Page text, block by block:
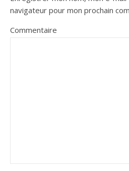
navigateur pour mon prochain
Commentaire